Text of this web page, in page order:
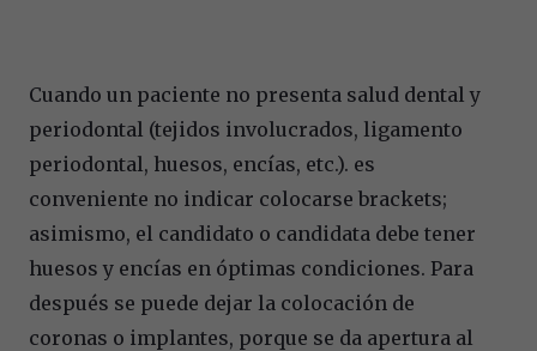
Cuando un paciente no presenta salud dental y
periodontal (tejidos involucrados, ligamento
periodontal, huesos, encías, etc.). es
conveniente no indicar colocarse brackets;
asimismo, el candidato o candidata debe tener
huesos y encías en óptimas condiciones. Para
después se puede dejar la colocación de
coronas o implantes, porque se da apertura al